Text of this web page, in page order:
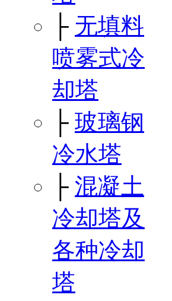
├ 无填料
喷雾式冷
却塔
├ 玻璃钢
冷水塔
├ 混凝土
冷却塔及
各种冷却
塔